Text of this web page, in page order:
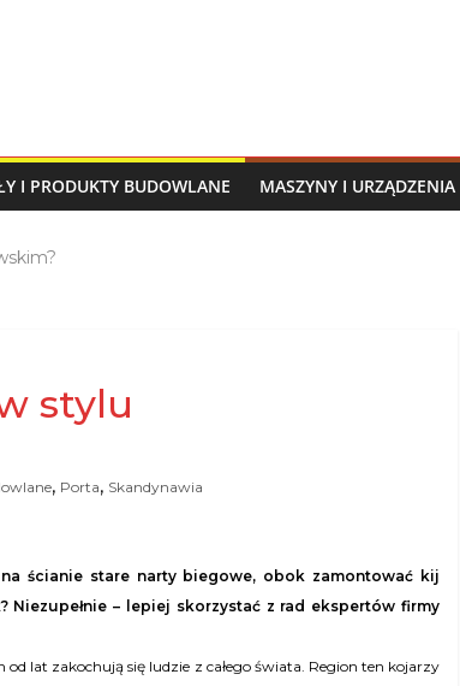
I PRODUKTY BUDOWLANE MASZYNY I
stylu
, Porta, Skandynawia
ścianie stare narty biegowe, obok zamontować kij
Niezupełnie – lepiej skorzystać z rad ekspertów firmy
lat zakochują się ludzie z całego świata. Region ten kojarzy